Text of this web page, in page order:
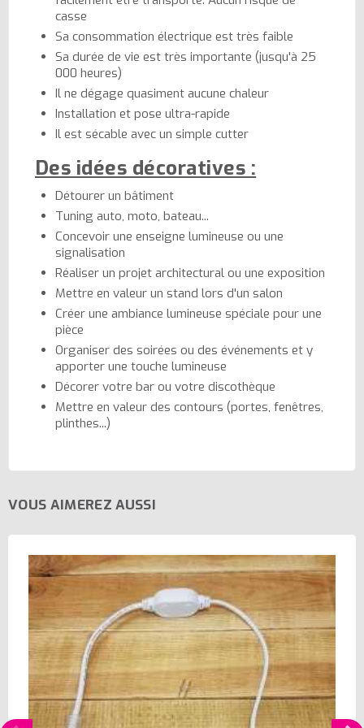
casse
Sa consommation électrique est très faible
Sa durée de vie est très importante (jusqu'à 25
000 heures)
Il ne dégage quasiment aucune chaleur
Installation et pose ultra-rapide
Il est sécable avec un simple cutter
Des idées décoratives :
Détourer un bâtiment
Tuning auto, moto, bateau...
Concevoir une enseigne lumineuse ou une
signalisation
Réaliser un projet architectural ou une exposition
Mettre en valeur un stand lors d'un salon
Créer une ambiance lumineuse spéciale pour une
pièce
Organiser des soirées ou des événements et y
apporter une touche lumineuse
Décorer votre bar ou votre discothèque
Mettre en valeur des contours (portes, fenêtres,
plinthes...)
VOUS AIMEREZ AUSSI